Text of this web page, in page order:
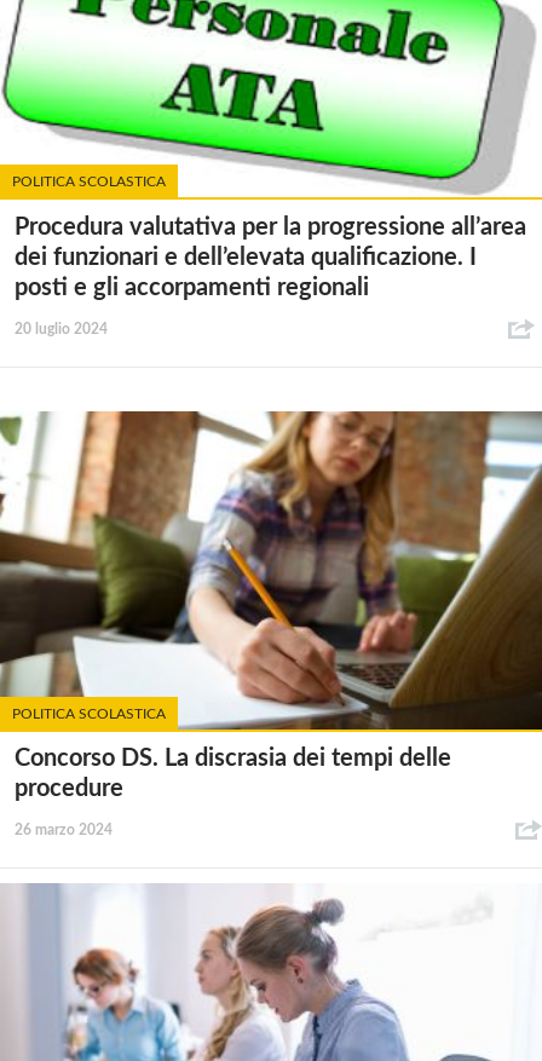
POLITICA SCOLASTICA
Procedura valutativa per la progressione all’area
dei funzionari e dell’elevata qualificazione. I
posti e gli accorpamenti regionali
20 luglio 2024
POLITICA SCOLASTICA
Concorso DS. La discrasia dei tempi delle
procedure
26 marzo 2024